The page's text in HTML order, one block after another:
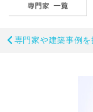
専門家や建築事例を